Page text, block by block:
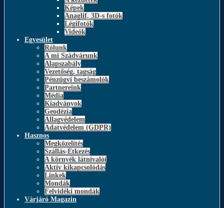
Képek
Anaglif, 3D-s fotók
Légifotók
Videók
Egyesület
Rólunk
A mi Szádvárunk
Alapszabály
Vezetőség, tagság
Pénzügyi beszámolók
Partnereink
Média
Kiadványok
Geodézia
Állagvédelem
Adatvédelem (GDPR)
Hasznos
Megközelítés
Szállás-Étkezés
A környék látnivalói
Aktív kikapcsolódás
Linkek
Mondák
Felvidéki mondák
Várjáró Magazin